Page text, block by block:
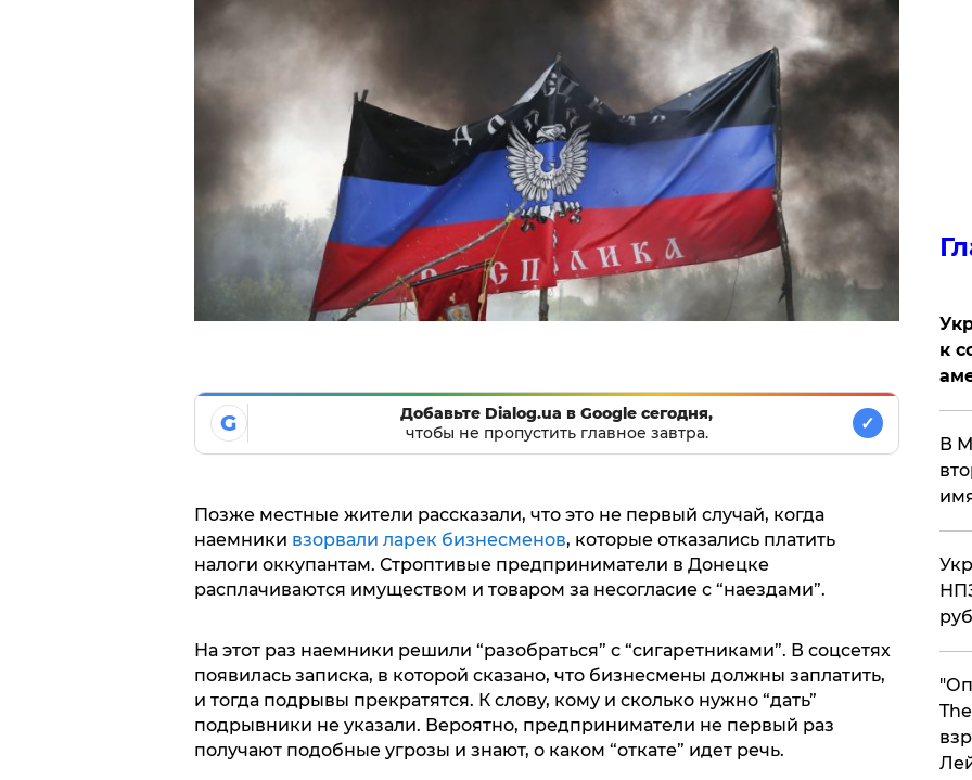
G
Добавьте Dialog.ua в Google сегодня,
чтобы не пропустить главное завтра.
✓
Позже местные жители рассказали, что это не первый случай, когда
наемники взорвали ларек бизнесменов, которые отказались платить
налоги оккупантам. Строптивые предприниматели в Донецке
расплачиваются имуществом и товаром за несогласие с “наездами”.
На этот раз наемники решили “разобраться” с “сигаретниками”. В соцсетях
появилась записка, в которой сказано, что бизнесмены должны заплатить,
и тогда подрывы прекратятся. К слову, кому и сколько нужно “дать”
подрывники не указали. Вероятно, предприниматели не первый раз
получают подобные угрозы и знают, о каком “откате” идет речь.
к
В